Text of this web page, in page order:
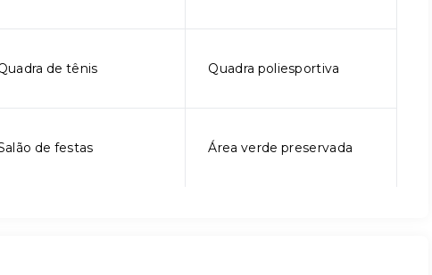
de tênis Quadra poliesportiva
de festas Área verde preservada